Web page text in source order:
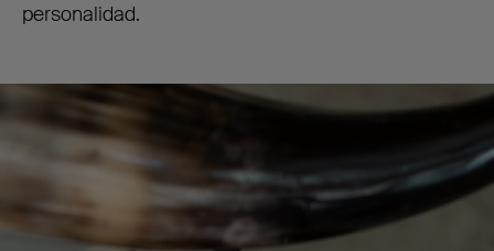
personalidad.